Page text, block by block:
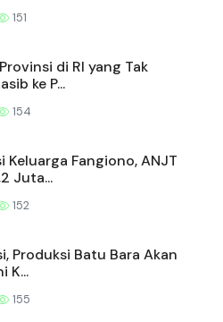
151
di RI yang Tak
ke P...
154
Keluarga Fangiono, ANJT
Juta...
152
Produksi Batu Bara Akan
K...
155